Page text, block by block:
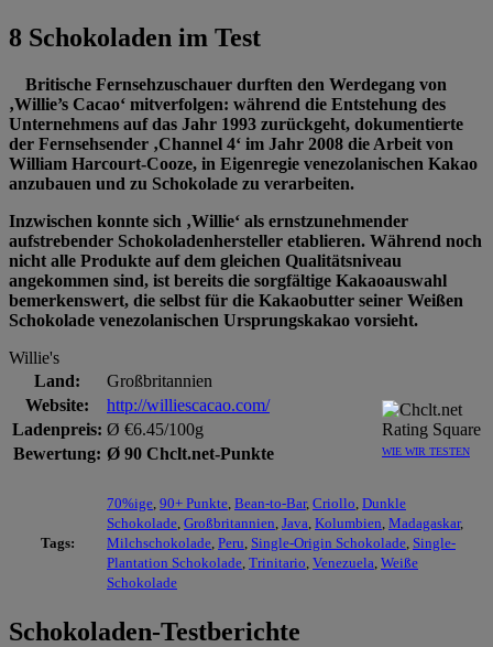
8 Schokoladen im Test
Britische Fernsehzuschauer durften den Werdegang von
‚Willie’s Cacao‘ mitverfolgen: während die Entstehung des
Unternehmens auf das Jahr 1993 zurückgeht, dokumentierte
der Fernsehsender ‚Channel 4‘ im Jahr 2008 die Arbeit von
William Harcourt-Cooze, in Eigenregie venezolanischen Kakao
anzubauen und zu Schokolade zu verarbeiten.
Inzwischen konnte sich ‚Willie‘ als ernstzunehmender
aufstrebender Schokoladenhersteller etablieren. Während noch
nicht alle Produkte auf dem gleichen Qualitätsniveau
angekommen sind, ist bereits die sorgfältige Kakaoauswahl
bemerkenswert, die selbst für die Kakaobutter seiner Weißen
Schokolade venezolanischen Ursprungskakao vorsieht.
Willie's
Land:
Großbritannien
WIE WIR TESTEN
Website:
http://williescacao.com/
Ladenpreis: Ø €6.45/100g
Bewertung: Ø 90 Chclt.net-Punkte
Tags:
70%ige 90+ Punkte Bean-to-Bar, Criollo Dunkle
Schokolade Großbritannien Java Kolumbien Madagaskar,
Milchschokolade Peru Single-Origin Schokolade Single-
Plantation Schokolade Trinitario Venezuela Weiße
Schokolade
Schokoladen-Testberichte